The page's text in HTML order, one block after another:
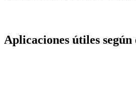
Aplicaciones útiles según